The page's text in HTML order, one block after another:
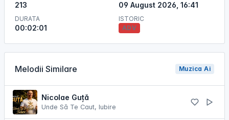
213
DURATA
00:02:01
09 August 2026, 16:41
ISTORIC
ADV
Melodii Similare Muzica Ai
Nicolae Guță
Unde Să Te Caut, Iubire